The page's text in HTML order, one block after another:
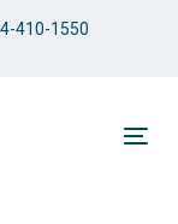
410-1550